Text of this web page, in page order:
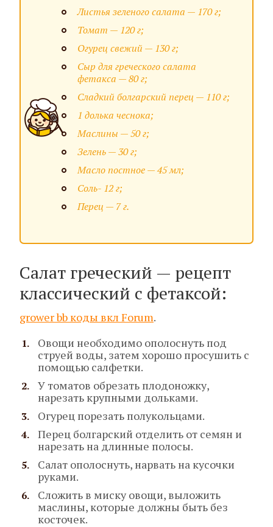
Листья зеленого салата — 170 г;
Томат — 120 г;
Огурец свежий — 130 г;
Сыр для греческого салата
фетакса — 80 г;
Сладкий болгарский перец — 110 г;
1 долька чеснока;
Маслины — 50 г;
Зелень — 30 г;
Масло постное — 45 мл;
Соль- 12 г;
Перец — 7 г.
Салат греческий — рецепт
классический с фетаксой:
grower bb коды вкл Forum.
Овощи необходимо ополоснуть под
струей воды, затем хорошо просушить с
помощью салфетки.
У томатов обрезать плодоножку,
нарезать крупными дольками.
Огурец порезать полукольцами.
Перец болгарский отделить от семян и
нарезать на длинные полосы.
Салат ополоснуть, нарвать на кусочки
руками.
Сложить в миску овощи, выложить
маслины, которые должны быть без
косточек.